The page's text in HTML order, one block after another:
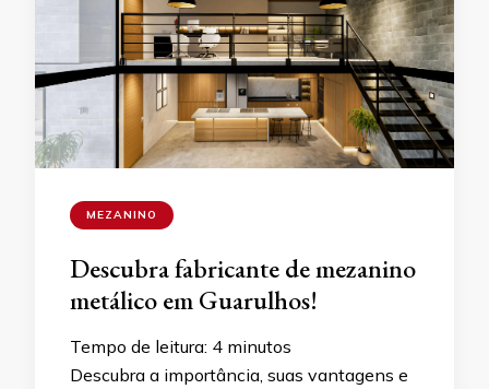
MEZANINO
Descubra fabricante de mezanino
metálico em Guarulhos!
Tempo de leitura: 4 minutos
Descubra a importância, suas vantagens e